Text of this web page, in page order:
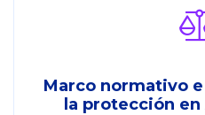
Marco normativo
la protección